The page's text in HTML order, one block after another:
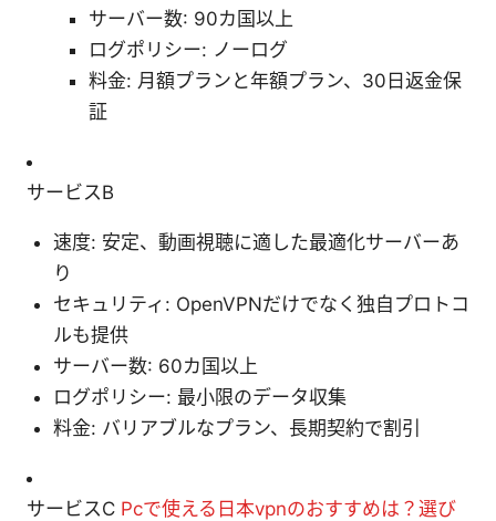
サーバー数: 90カ国以上
ログポリシー: ノーログ
料金: 月額プランと年額プラン、30日返金保
証
サービスB
速度: 安定、動画視聴に適した最適化サーバーあ
り
セキュリティ: OpenVPNだけでなく独自プロトコ
ルも提供
サーバー数: 60カ国以上
ログポリシー: 最小限のデータ収集
料金: バリアブルなプラン、長期契約で割引
サービスC Pcで使える日本vpnのおすすめは？選び